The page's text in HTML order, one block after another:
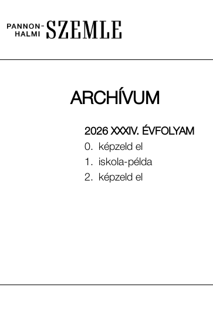
ARCHÍVUM
2026 XXXIV. ÉVFOLYAM
0.
képzeld el
1.
iskola-példa
2.
képzeld el